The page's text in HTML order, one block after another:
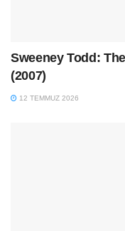
Sweeney Todd:
(2007)
12 TEMMUZ 2026